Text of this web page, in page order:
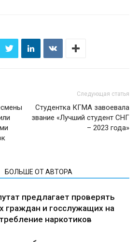
Следующая статья
Студентка КГМА завоевала
звание «Лучший студент СНГ
– 2023 года»
БОЛЬШЕ ОТ АВТОРА
предлагает проверять
граждан и госслужащих на
наркотиков